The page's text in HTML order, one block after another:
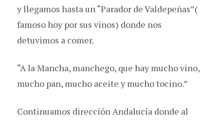
y llegamos hasta un “Parador de Valdepeñas”(
famoso hoy por sus vinos) donde nos
detuvimos a comer.
“A la Mancha, manchego, que hay mucho vino,
mucho pan, mucho aceite y mucho tocino.”
Continuamos dirección Andalucía donde al